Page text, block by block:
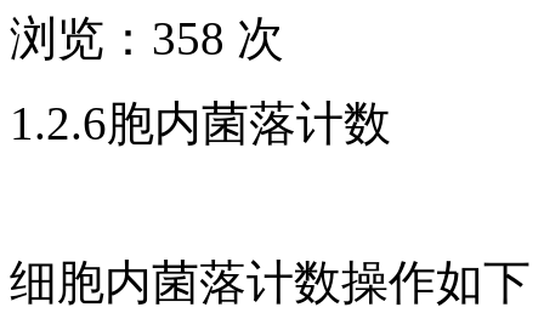
浏览： 358 次
1.2.6胞内菌落计数
细胞内菌落计数操作如